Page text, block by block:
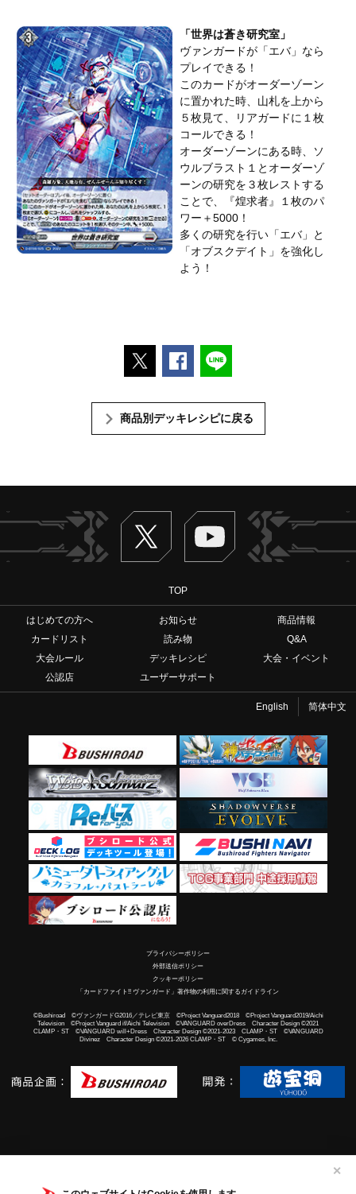
✕
「世界は蒼き研究室」
ヴァンガードが「エバ」なら
プレイできる！
このカードがオーダーゾーン
に置かれた時、山札を上から
５枚見て、リアガードに１枚
コールできる！
オーダーゾーンにある時、ソ
ウルブラスト１とオーダーゾ
ーンの研究を３枚レストする
ことで、『煌求者』１枚のパ
ワー＋5000！
多くの研究を行い「エバ」と
「オブスクデイト」を強化し
よう！
ポストするFacebookでシェアする
商品別デッキレシピに戻る
Twitter ヴァンガードch
TOP
はじめての方へ お知らせ
商品情報
カードリスト
読み物
Q&A
大会ルール
デッキレシピ
大会・イベント
公認店
ユーザーサポート
English 简体中文
プライバシーポリシー
外部送信ポリシー
クッキーポリシー
「カードファイト!! ヴァンガード」著作物の利用に関するガイドライン
©Bushiroad ©ヴァンガードG2016／テレビ東京 ©Project Vanguard2018 ©Project Vanguard2019/Aichi
Television ©Project Vanguard if/Aichi Television ©VANGUARD overDress Character Design ©2021
CLAMP・ST ©VANGUARD will+Dress Character Design ©2021-2023 CLAMP・ST ©VANGUARD
Divinez Character Design ©2021-2026 CLAMP・ST © Cygames, Inc.